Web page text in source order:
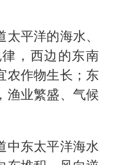
平洋的海水、
，西边的东南
农作物生长；东
渔业繁盛、气候
中东太平洋海水